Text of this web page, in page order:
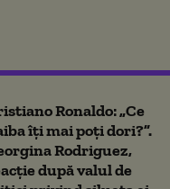
Ronaldo: „Ce
îți mai poți dori?”.
Rodriguez,
după valul de